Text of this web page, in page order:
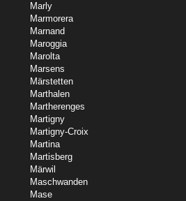
Marly
Marmorera
Marnand
Maroggia
Marolta
Marsens
Märstetten
Marthalen
Martherenges
Martigny
Martigny-Croix
Martina
Martisberg
Märwil
Maschwanden
Mase